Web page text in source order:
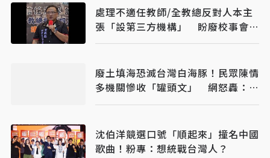
處理不適任教師/全教總反對人本主
張「設第三方機構」 盼廢校事會
議、案件分流
廢土填海恐滅台灣白海豚！民眾陳情
多機關慘收「罐頭文」 網怒轟：骯
髒政府
沈伯洋競選口號「順起來」撞名中國
歌曲！粉專：想統戰台灣人？